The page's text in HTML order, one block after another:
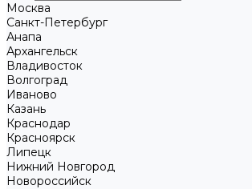
Москва
Санкт-Петербург
Анапа
Архангельск
Владивосток
Волгоград
Иваново
Казань
Краснодар
Красноярск
Липецк
Нижний Новгород
Новороссийск